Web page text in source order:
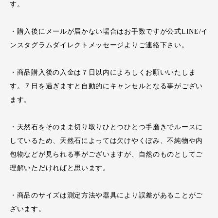
す。
・購入後にメールが届かない場合はお手数ですが公式LINE/イ
ンスタグラムダイレクトメッセージよりご連絡下さい。
・商品購入後の入金は７日以内によろしくお願いいたしま
す。７日を過ぎますと自動的にキャンセルとなる事がござい
ます。
・天然石をそのまま切り取りひとつひとつ手磨きでルースに
しているため、天然石によっては欠けやくぼみ、不純物や内
包物などが見られる事がございますが、自然のものとしてご
理解いただければと思います。
・商品のサイズは測定方法や器具により誤差があることがご
ざいます。